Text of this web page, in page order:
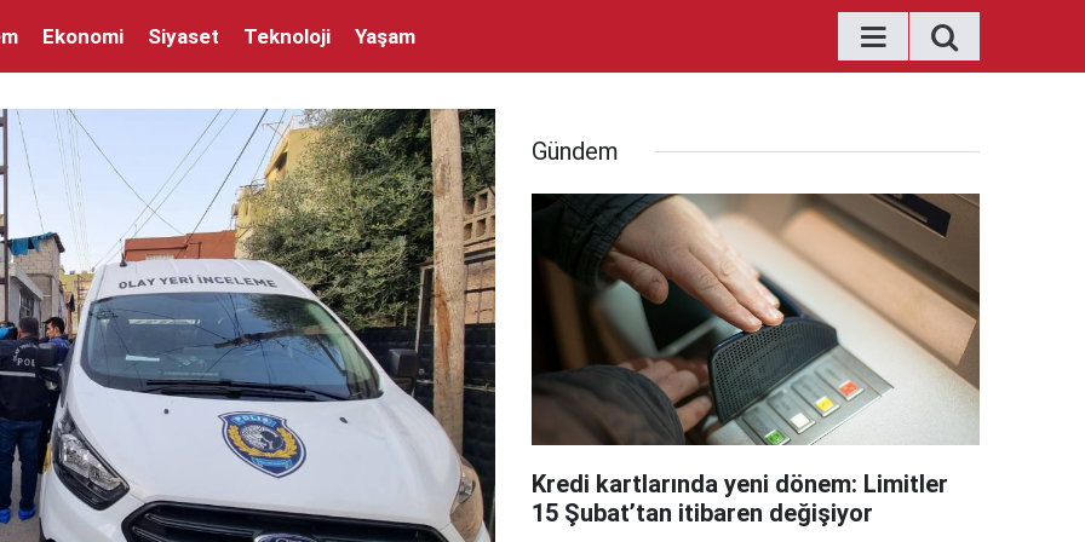
Ekonomi Siyaset Teknoloji Yaşam
Gündem
Kredi kartlarında yeni dönem: Limitler
15 Şubat’tan itibaren değişiyor